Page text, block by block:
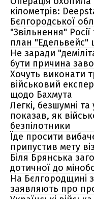
кілометрів:
Бєлгородської
"Звільнення"
план "Едельвейс"
Не заради
бути причина
Хочуть виконати
військовий
щодо Бахмута
Легкі, безшумні
показав, як
безпілотники
Їде просити
припустив мету
Біля Брянська
дотичної до
На Бєлгородщині
заявляють про